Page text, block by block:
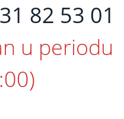
31 82 53 01
u periodu